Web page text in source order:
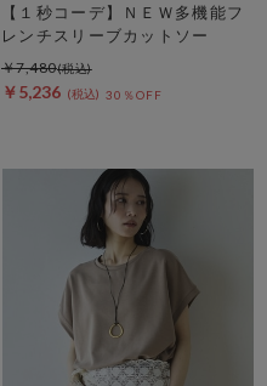
【１秒コーデ】ＮＥＷ多機能フ
レンチスリーブカットソー
￥5,236 30％OFF
￥7,480